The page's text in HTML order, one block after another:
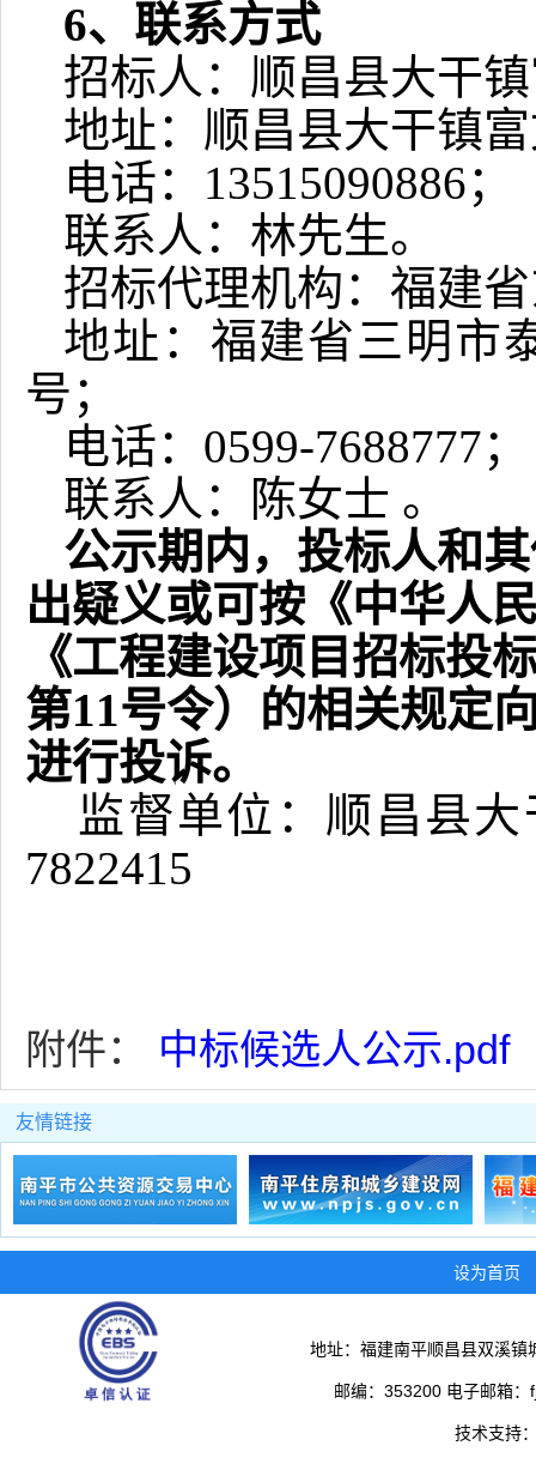
6、联系方式
招标人： 顺昌县大干
地址： 顺昌县大干镇
电话： 13515090886；
联系人： 林先生。
招标代理机构： 福建
地址： 福建省三明市
号；
电话： 0599-7688777；
联系人：
陈女士 。
公示期内，投标人和
出疑义或可按《中华人
《工程建设项目招标投
第11号令）的相关规定
进行投诉。
监督单位： 顺昌县
7822415
附件： 中标候选人公示.pdf
友情链接
设为首页
地址：福建南平顺昌县双溪
邮编：353200 电子邮箱
技术支持